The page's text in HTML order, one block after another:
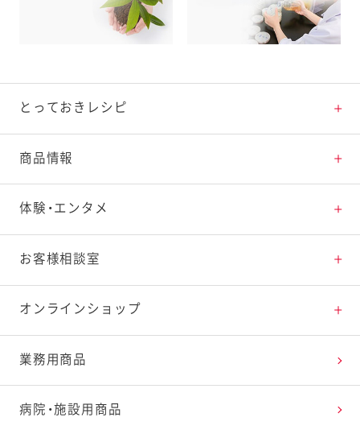
とっておきレシピ
とっておきレシピトップ
素材の知識
料理の基本
特集レシピ
レシピランキング
レシピ動画
商品情報
商品情報トップ
新商品・リニューアル品一覧
販売終了商品一覧
体験・エンタメ
体験・エンタメトップ
マヨテラス（見学施設）
オープンキッチン（工場見学）
深谷テラス ヤサイな仲間たちファーム
お客様相談室
お客様相談室トップ
よくお寄せいただくご質問
お客様の声を活かしました
オンラインショップ
Qummy
キユーピーウエルネス
業務用商品
病院・施設用商品